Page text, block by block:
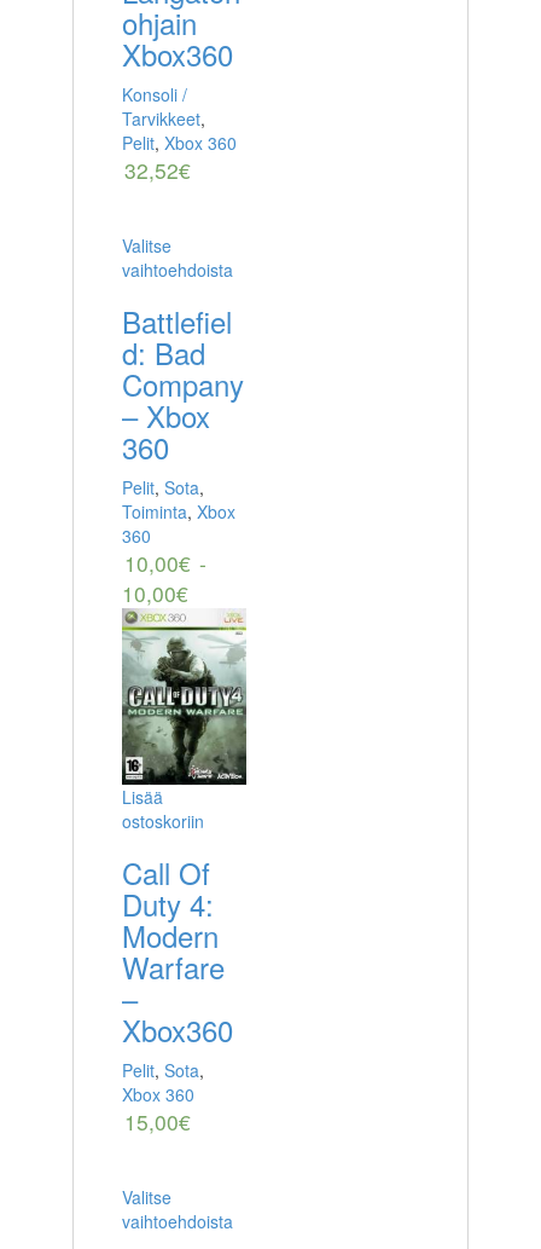
ohjain
Xbox360
Konsoli /
Tarvikkeet,
Pelit, Xbox 360
32,52€
Valitse
vaihtoehdoista
Battlefiel
d: Bad
Company
– Xbox
360
Pelit, Sota,
Toiminta, Xbox
360
10,00€ -
10,00€
Lisää
ostoskoriin
Call Of
Duty 4:
Modern
Warfare
–
Xbox360
Pelit, Sota,
Xbox 360
15,00€
Valitse
vaihtoehdoista